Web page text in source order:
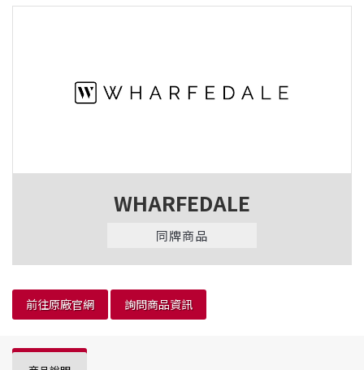
WHARFEDALE
同牌商品
前往原廠官網 詢問商品資訊